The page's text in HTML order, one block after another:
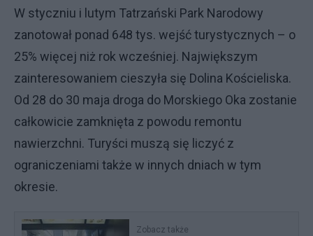
W styczniu i lutym Tatrzański Park Narodowy
zanotował ponad 648 tys. wejść turystycznych – o
25% więcej niż rok wcześniej. Największym
zainteresowaniem cieszyła się Dolina Kościeliska.
Od 28 do 30 maja droga do Morskiego Oka zostanie
całkowicie zamknięta z powodu remontu
nawierzchni. Turyści muszą się liczyć z
ograniczeniami także w innych dniach w tym
okresie.
Zobacz także